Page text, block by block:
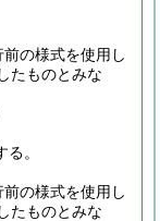
の様式を使用し
たものとみな
。
の様式を使用し
たものとみな